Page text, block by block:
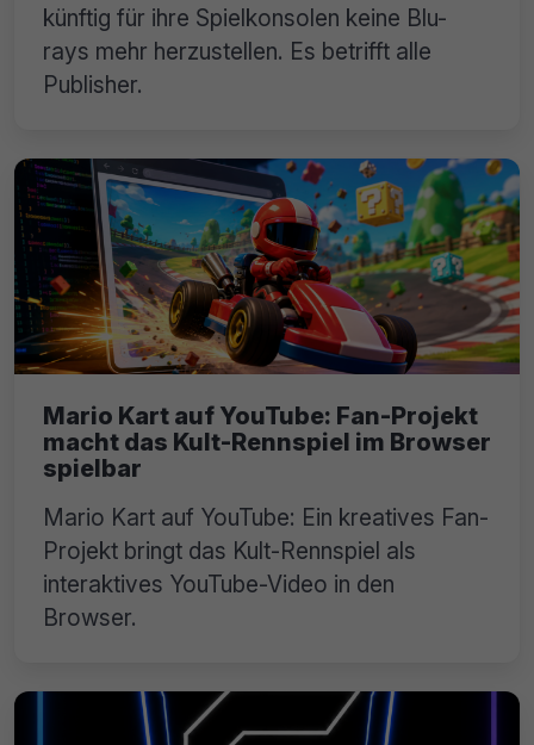
künftig für ihre Spielkonsolen keine Blu-
rays mehr herzustellen. Es betrifft alle
Publisher.
Mario Kart auf YouTube: Fan-Projekt
macht das Kult-Rennspiel im Browser
spielbar
Mario Kart auf YouTube: Ein kreatives Fan-
Projekt bringt das Kult-Rennspiel als
interaktives YouTube-Video in den
Browser.